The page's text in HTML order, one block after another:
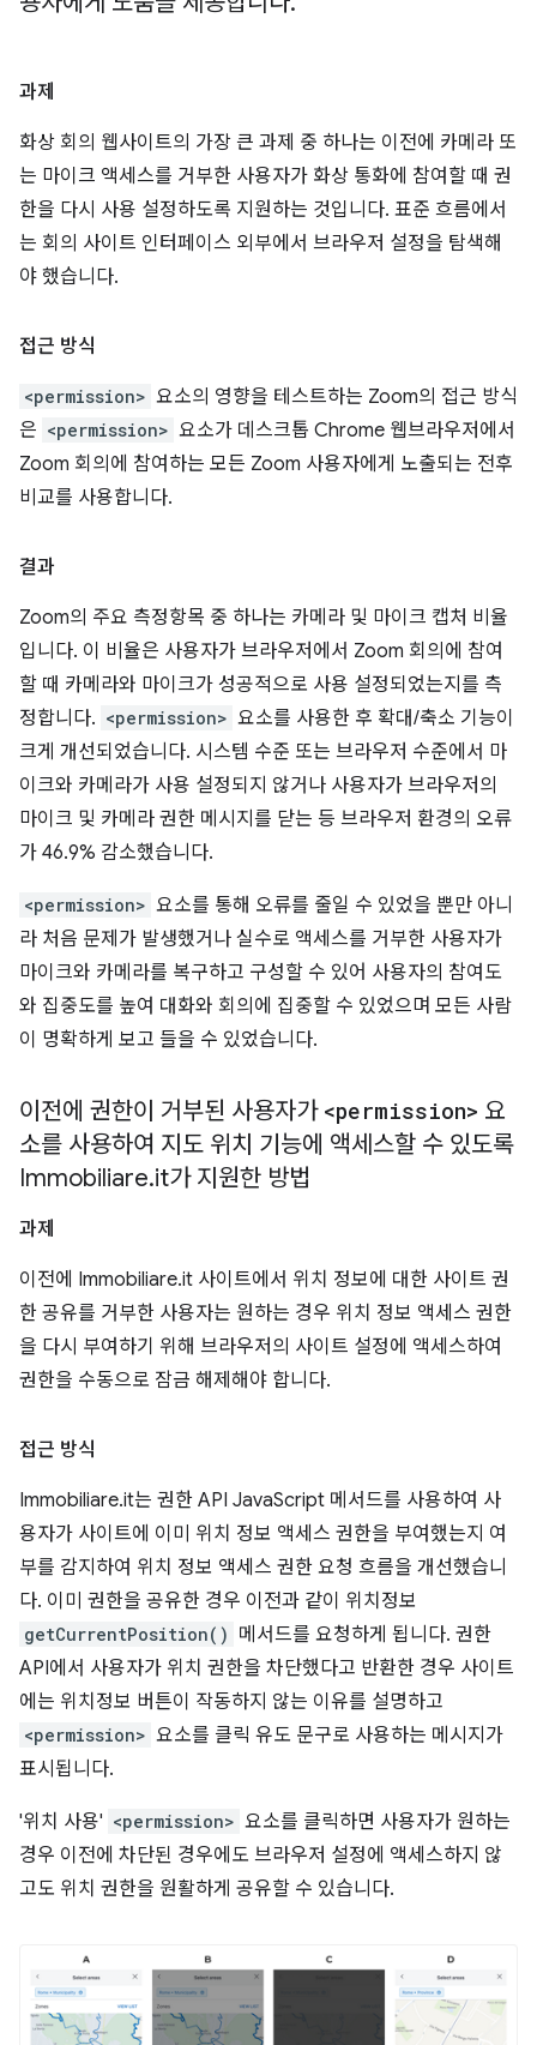
과제
화상 회의 웹사이트의 가장 큰 과제 중 하나는 이전에 카메라 또
는 마이크 액세스를 거부한 사용자가 화상 통화에 참여할 때 권
한을 다시 사용 설정하도록 지원하는 것입니다. 표준 흐름에서
는 회의 사이트 인터페이스 외부에서 브라우저 설정을 탐색해
야 했습니다.
접근 방식
<permission> 요소의 영향을 테스트하는 Zoom의 접근 방식
은 <permission> 요소가 데스크톱 Chrome 웹브라우저에서
Zoom 회의에 참여하는 모든 Zoom 사용자에게 노출되는 전후
비교를 사용합니다.
결과
Zoom의 주요 측정항목 중 하나는 카메라 및 마이크 캡처 비율
입니다. 이 비율은 사용자가 브라우저에서 Zoom 회의에 참여
할 때 카메라와 마이크가 성공적으로 사용 설정되었는지를 측
정합니다. <permission> 요소를 사용한 후 확대/축소 기능이
크게 개선되었습니다. 시스템 수준 또는 브라우저 수준에서 마
이크와 카메라가 사용 설정되지 않거나 사용자가 브라우저의
마이크 및 카메라 권한 메시지를 닫는 등 브라우저 환경의 오류
가 46.9% 감소했습니다.
<permission> 요소를 통해 오류를 줄일 수 있었을 뿐만 아니
라 처음 문제가 발생했거나 실수로 액세스를 거부한 사용자가
마이크와 카메라를 복구하고 구성할 수 있어 사용자의 참여도
와 집중도를 높여 대화와 회의에 집중할 수 있었으며 모든 사람
이 명확하게 보고 들을 수 있었습니다.
이전에 권한이 거부된 사용자가 <permission> 요
소를 사용하여 지도 위치 기능에 액세스할 수 있도록
Immobiliare.it가 지원한 방법
과제
이전에 Immobiliare.it 사이트에서 위치 정보에 대한 사이트 권
한 공유를 거부한 사용자는 원하는 경우 위치 정보 액세스 권한
을 다시 부여하기 위해 브라우저의 사이트 설정에 액세스하여
권한을 수동으로 잠금 해제해야 합니다.
접근 방식
Immobiliare.it는 권한 API JavaScript 메서드를 사용하여 사
용자가 사이트에 이미 위치 정보 액세스 권한을 부여했는지 여
부를 감지하여 위치 정보 액세스 권한 요청 흐름을 개선했습니
다. 이미 권한을 공유한 경우 이전과 같이 위치정보
getCurrentPosition() 메서드를 요청하게 됩니다. 권한
API에서 사용자가 위치 권한을 차단했다고 반환한 경우 사이트
에는 위치정보 버튼이 작동하지 않는 이유를 설명하고
<permission> 요소를 클릭 유도 문구로 사용하는 메시지가
표시됩니다.
'위치 사용' <permission> 요소를 클릭하면 사용자가 원하는
경우 이전에 차단된 경우에도 브라우저 설정에 액세스하지 않
고도 위치 권한을 원활하게 공유할 수 있습니다.